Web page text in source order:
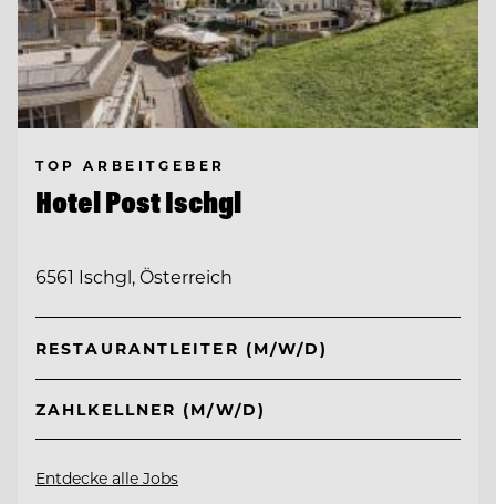
TOP ARBEITGEBER
Hotel Post Ischgl
6561 Ischgl, Österreich
RESTAURANTLEITER (M/W/D)
ZAHLKELLNER (M/W/D)
Entdecke alle Jobs